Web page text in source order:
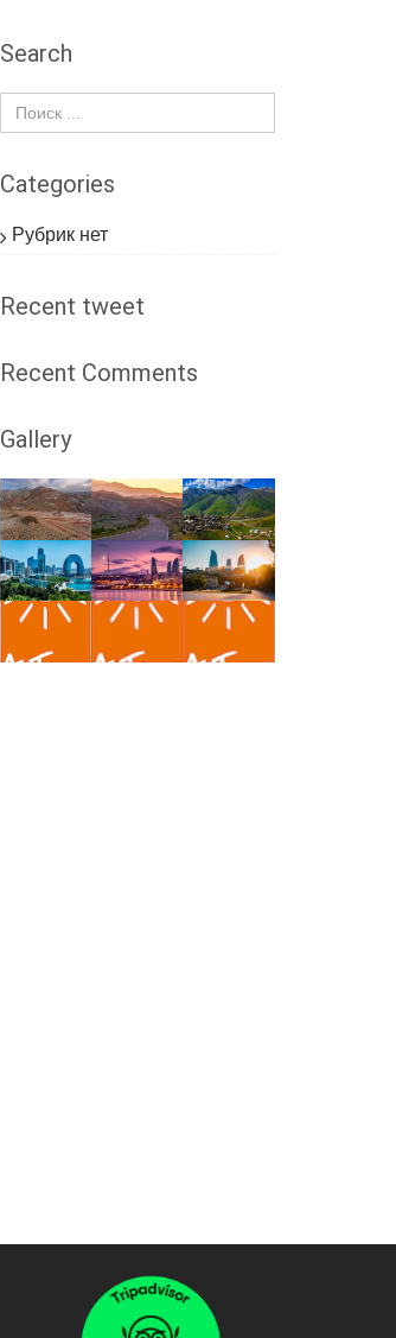
Search
Categories
Рубрик нет
Recent tweet
Recent Comments
Gallery